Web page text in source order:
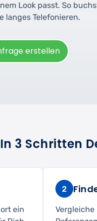
Look passt. So
langes Telefonieren.
erstellen
In 3 Schritten
ein
2